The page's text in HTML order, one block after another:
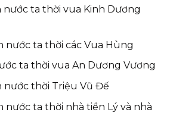
nước ta thời vua Kinh Dương
nước ta thời các Vua Hùng
ta thời vua An Dương Vương
nước thời Triệu Vũ Đế
nước ta thời nhà tiền Lý và nhà